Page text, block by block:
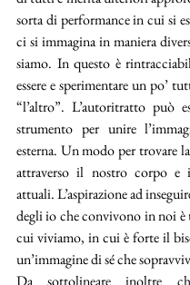
sorta di performance in cui si
ci si immagina in maniera
siamo. In questo è
essere e sperimentare un po’
“l’altro”. L’autoritratto può
strumento per unire
esterna. Un modo per trovare
attraverso il nostro corpo
attuali. L’aspirazione ad
degli io che convivono in noi è
cui viviamo, in cui è forte il
un’immagine di sé che
Da sottolineare inoltre